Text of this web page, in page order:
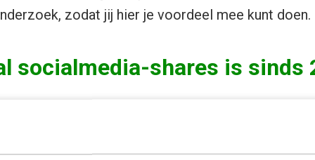
zodat jij hier je voordeel mee kunt doen.
socialmedia-shares is sinds
gedeeld op de grote sociale netwerken. De